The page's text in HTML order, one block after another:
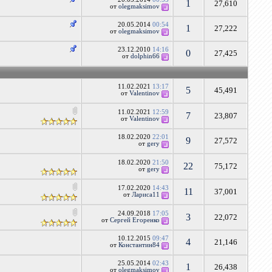
отolegmaksimov 1 27,610
20.05.201400:54
отolegmaksimov 1 27,222
23.12.2010 14:16
отdolphin66 0 27,425
11.02.2021 13:17
отValentinov 5 45,491
11.02.2021 12:59
отValentinov 7 23,807
18.02.202022:01
отgery 9 27,572
18.02.202021:50
отgery 22 75,172
17.02.2020 14:43
отЛариса11 11 37,001
24.09.2018 17:05
отСергей Егоренко 3 22,072
10.12.201509:47
отКонстантин84 4 21,146
25.05.201402:43
отolegmaksimov 1 26,438